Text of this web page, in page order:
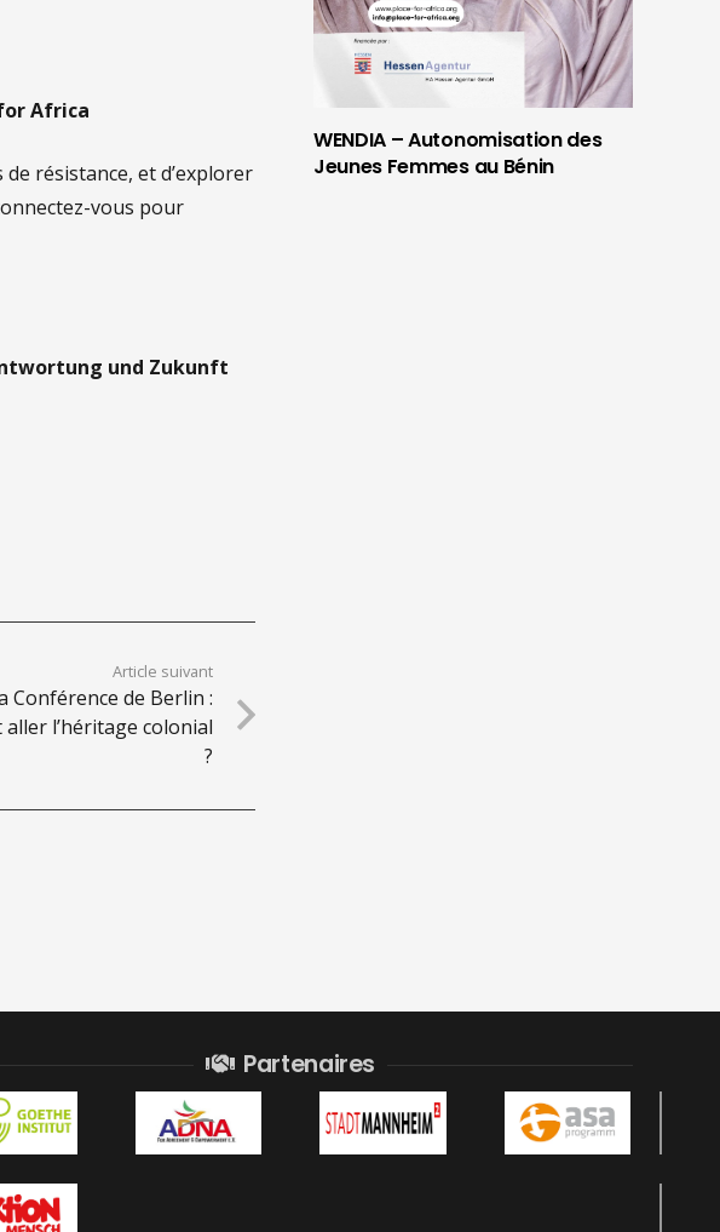
Africa
résistance, et d’explorer
vous pour
und Zukunft
Article suivant
Conférence de Berlin :
aller l’héritage colonial
?
WENDIA – Autonomisation des
Jeunes Femmes au Bénin
Partenaires